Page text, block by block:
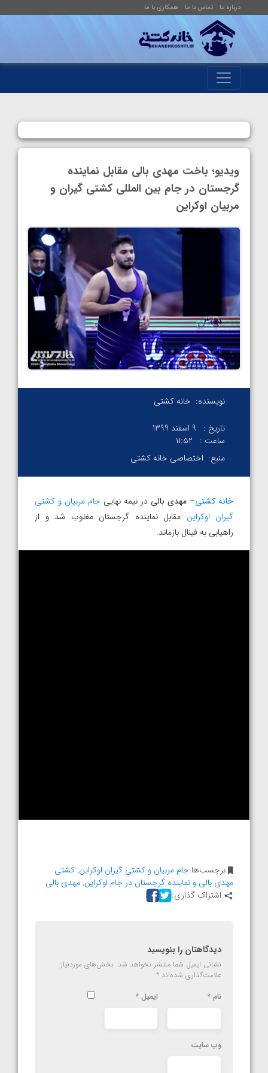
درباره ما تماس با ما همکاری با ما
ویدیو؛ باخت مهدی بالی مقابل نماینده
گرجستان در جام بین المللی کشتی گیران و
مربیان اوکراین
نویسنده: خانه کشتی
تاریخ :
9 اسفند 1399
ساعت :
۱۱:۵۲
منبع: اختصاصی خانه کشتی
خانه کشتی– مهدی بالی در نیمه نهایی جام مربیان و کشتی
گیران اوکراین مقابل نماینده گرجستان مغلوب شد و از
راهیابی به فینال بازماند.
برچسب‌ها:جام مربیان و کشتی گیران اوکراین,کشتی
مهدی بالی و نماینده گرجستان در جام اوکراین,مهدی بالی
اشتراک گذاری:
دیدگاهتان را بنویسید
نشانی ایمیل شما منتشر نخواهد شد. بخش‌های موردنیاز
علامت‌گذاری شده‌اند *
نام * ایمیل *
وب‌ سایت